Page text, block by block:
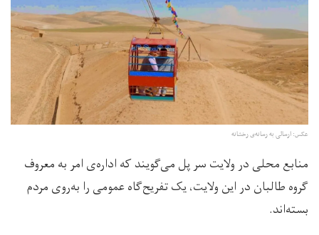
عکس: ارسالی به رسانه‌ی رخشانه
منابع محلی در ولایت سر پل می‌گویند که اداره‌ی امر به معروف
گروه طالبان در این ولایت، یک تفریح‌گاه عمومی را به‌روی مردم
بسته‌اند.